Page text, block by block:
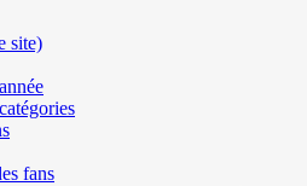
site)
fans